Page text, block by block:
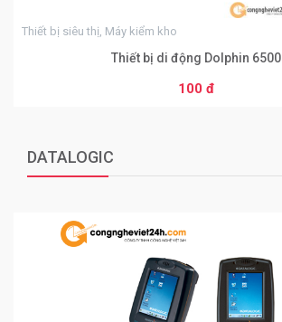
Thiết bị siêu thị, Máy kiểm kho
Thiết bị di động Dolphin 6500
100 đ
THÊM VÀO GIỎ HÀNG
DATALOGIC